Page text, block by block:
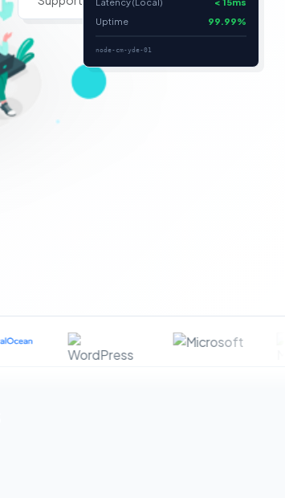
Uptime
99.99%
node-cm-yde-01